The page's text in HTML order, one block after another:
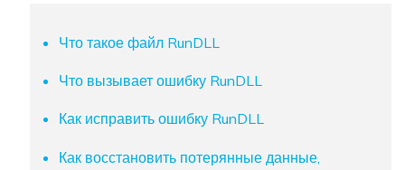
Что такое файл RunDLL
Что вызывает ошибку RunDLL
Как исправить ошибку RunDLL
Как восстановить потерянные данные,